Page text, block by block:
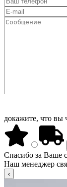
докажите, что вы
Спасибо за Ваше
Наш менеджер